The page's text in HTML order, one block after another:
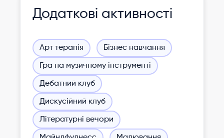
Додаткові активності
Арт терапія Бізнес навчання
Гра на музичному інструменті
Дебатний клуб
Дискусійний клуб
Літературні вечори